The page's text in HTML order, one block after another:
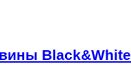
Black&White